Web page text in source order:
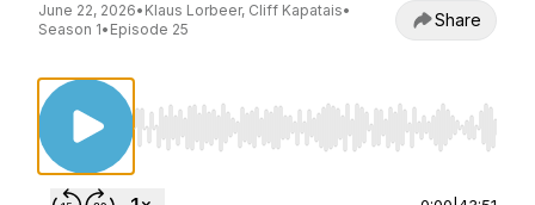
June 22, 2026• Klaus Lorbeer, Cliff Kapatais•
Season 1• Episode 25 Share
Use Left/Right to seek, Home/End to jump